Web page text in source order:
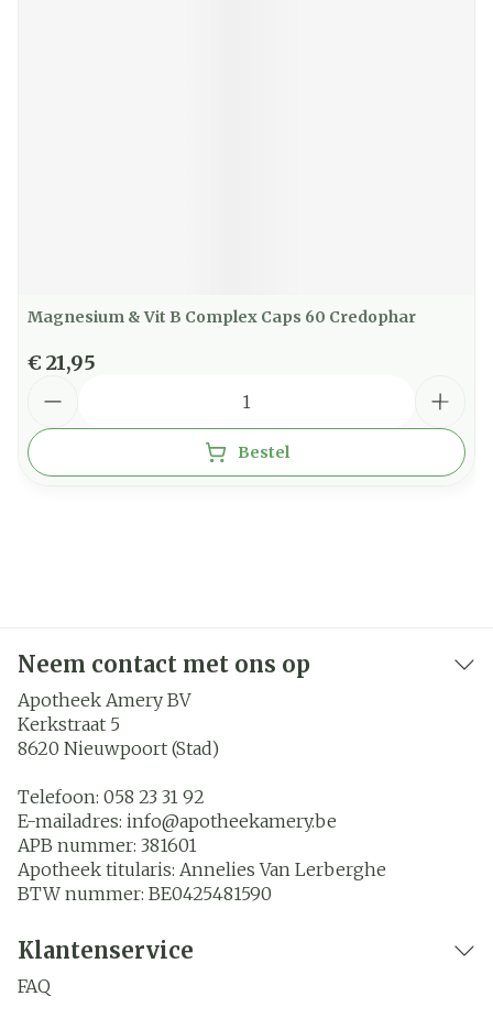
Magnesium & Vit B Complex Caps 60 Credophar
€ 21,95
Bestel
Neem contact met ons op
Apotheek Amery BV
Kerkstraat 5
8620 Nieuwpoort (Stad)
Telefoon: 058 23 31 92
E-mailadres: info@apotheekamery.be
APB nummer: 381601
Apotheek titularis: Annelies Van Lerberghe
BTW nummer: BE0425481590
Klantenservice
FAQ